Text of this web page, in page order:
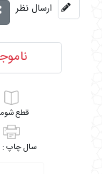
ارسال نظر